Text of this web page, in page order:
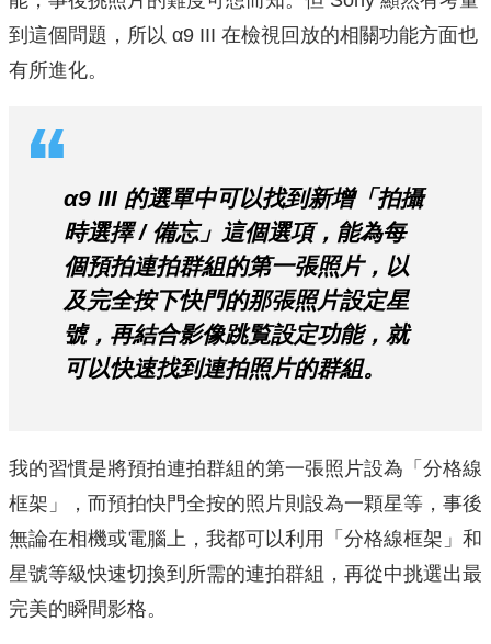
到這個問題，所以 α9 III 在檢視回放的相關功能方面也
有所進化。
α9 III 的選單中可以找到新增「拍攝
時選擇 / 備忘」這個選項，能為每
個預拍連拍群組的第一張照片，以
及完全按下快門的那張照片設定星
號，再結合影像跳覧設定功能，就
可以快速找到連拍照片的群組。
我的習慣是將預拍連拍群組的第一張照片設為「分格線
框架」，而預拍快門全按的照片則設為一顆星等，事後
無論在相機或電腦上，我都可以利用「分格線框架」和
星號等級快速切換到所需的連拍群組，再從中挑選出最
完美的瞬間影格。